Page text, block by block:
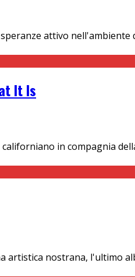
attivo
It Is
in compagnia
nostrana, l'ultimo